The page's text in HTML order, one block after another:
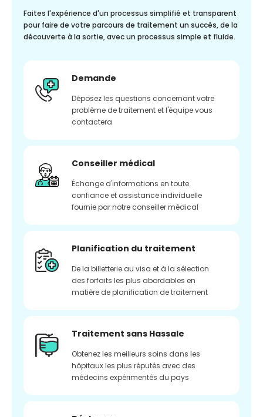
Faites l'expérience d'un processus simplifié et transparent
pour faire de votre parcours de traitement un succès, de la
découverte à la sortie, avec un processus simple et fluide.
Demande
Déposez les questions concernant votre
problème de traitement et l'équipe vous
contactera
Conseiller médical
Échange d'informations en toute
confiance et assistance individuelle
fournie par notre conseiller médical
Planification du traitement
De la billetterie au visa et à la sélection
des forfaits les plus abordables en
matière de planification de traitement
Traitement sans Hassale
Obtenez les meilleurs soins dans les
hôpitaux les plus réputés avec des
médecins expérimentés du pays